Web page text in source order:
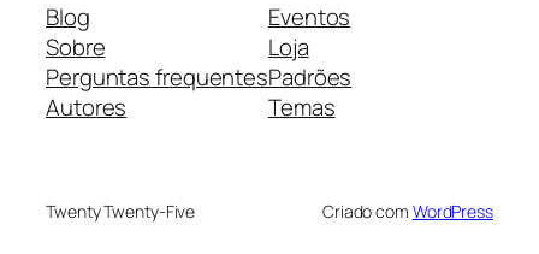
Blog
Sobre
Perguntas frequentes
Autores
Eventos
Loja
Padrões
Temas
Twenty Twenty-Five Criado com WordPress